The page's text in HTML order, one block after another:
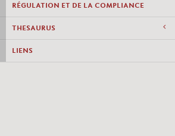
RÉGULATION ET DE LA COMPLIANCE
THESAURUS
LIENS